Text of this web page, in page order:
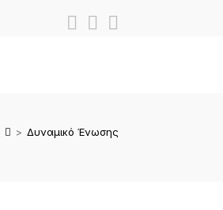
> Δυναμικό Ένωσης